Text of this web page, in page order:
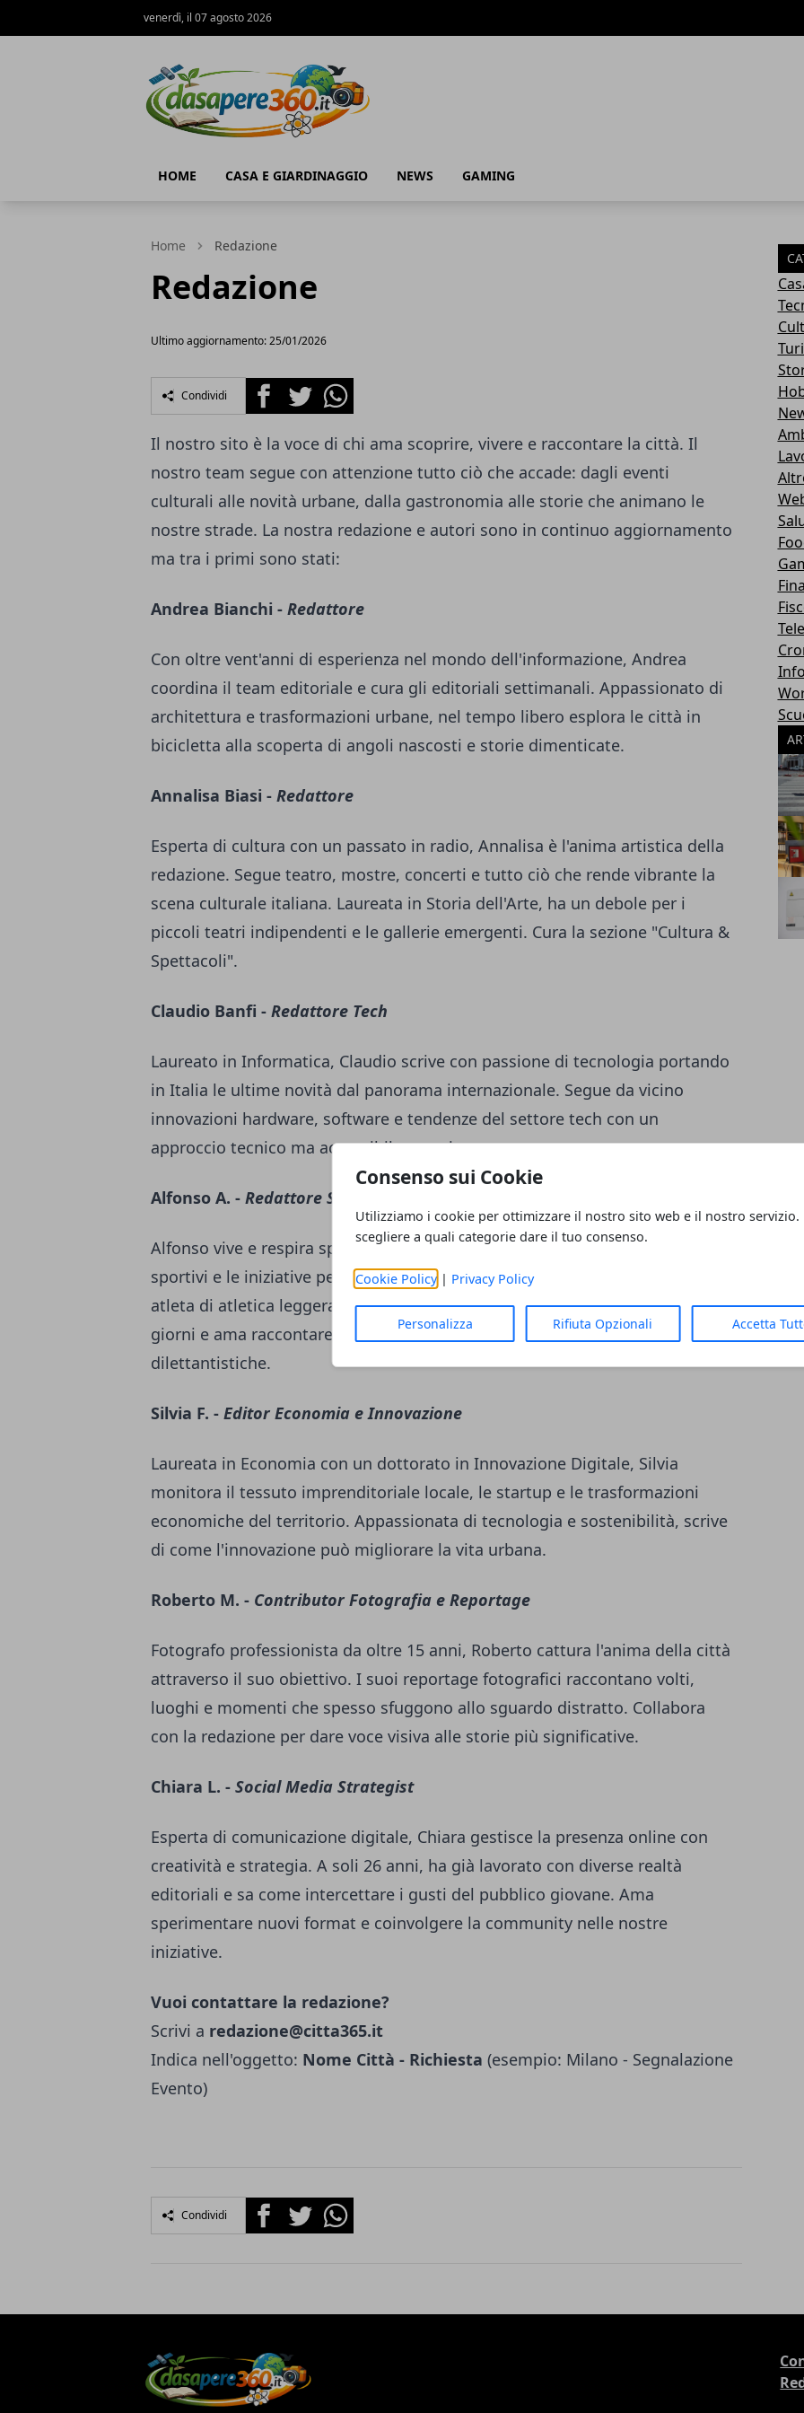
Consenso sui Cookie
Utilizziamo i cookie per ottimizzare il nostro sito web e il nostro servizio.
scegliere a quali categorie dare il tuo consenso.
Cookie Policy| Privacy Policy
Personalizza Rifiuta Opzionali Accetta
venerdì, il 07 agosto 2026
HOME CASA E GIARDINAGGIO NEWS GAMING
Home Redazione
Redazione
Ultimo aggiornamento: 25/01/2026
Condividi FacebookTwitterWhatsapp
Il nostro sito è la voce di chi ama scoprire, vivere e raccontare la città. Il
nostro team segue con attenzione tutto ciò che accade: dagli eventi
culturali alle novità urbane, dalla gastronomia alle storie che animano le
nostre strade. La nostra redazione e autori sono in continuo aggiornamento
ma tra i primi sono stati:
Andrea Bianchi - Redattore
Con oltre vent'anni di esperienza nel mondo dell'informazione, Andrea
coordina il team editoriale e cura gli editoriali settimanali. Appassionato di
architettura e trasformazioni urbane, nel tempo libero esplora le città in
bicicletta alla scoperta di angoli nascosti e storie dimenticate.
Annalisa Biasi - Redattore
Esperta di cultura con un passato in radio, Annalisa è l'anima artistica della
redazione. Segue teatro, mostre, concerti e tutto ciò che rende vibrante la
scena culturale italiana. Laureata in Storia dell'Arte, ha un debole per i
piccoli teatri indipendenti e le gallerie emergenti. Cura la sezione "Cultura &
Spettacoli".
Claudio Banfi - Redattore Tech
Laureato in Informatica, Claudio scrive con passione di tecnologia portando
in Italia le ultime novità dal panorama internazionale. Segue da vicino
innovazioni hardware, software e tendenze del settore tech con un
approccio tecnico ma accessibile a tutti.
Alfonso A. - Redattore Sport e Tempo Libero
Alfonso vive e respira sport da sempre. Segue le squadre locali, gli eventi
sportivi e le iniziative per il tempo libero con entusiasmo contagioso. Ex
atleta di atletica leggera, conosce l'importanza dello sport nella vita di tutti i
giorni e ama raccontare le storie degli sportivi emergenti e delle realtà
dilettantistiche.
Silvia F. - Editor Economia e Innovazione
Laureata in Economia con un dottorato in Innovazione Digitale, Silvia
monitora il tessuto imprenditoriale locale, le startup e le trasformazioni
economiche del territorio. Appassionata di tecnologia e sostenibilità, scrive
di come l'innovazione può migliorare la vita urbana.
Roberto M. - Contributor Fotografia e Reportage
Fotografo professionista da oltre 15 anni, Roberto cattura l'anima della città
attraverso il suo obiettivo. I suoi reportage fotografici raccontano volti,
luoghi e momenti che spesso sfuggono allo sguardo distratto. Collabora
con la redazione per dare voce visiva alle storie più significative.
Chiara L. - Social Media Strategist
Esperta di comunicazione digitale, Chiara gestisce la presenza online con
creatività e strategia. A soli 26 anni, ha già lavorato con diverse realtà
editoriali e sa come intercettare i gusti del pubblico giovane. Ama
sperimentare nuovi format e coinvolgere la community nelle nostre
iniziative.
Vuoi contattare la redazione?
Scrivi a redazione@citta365.it
Indica nell'oggetto: Nome Città - Richiesta (esempio: Milano - Segnalazione
Evento)
Condividi FacebookTwitterWhatsapp